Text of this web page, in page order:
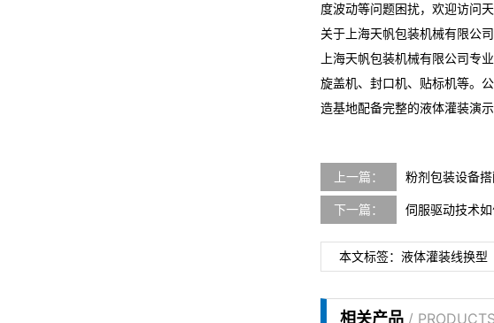
度波动等问题困扰，欢迎访问
关于上海天帆包装机械有限公司
上海天帆包装机械有限公司专
旋盖机、封口机、贴标机等。
造基地配备完整的液体灌装演
上一篇： 粉剂包装设备
下一篇： 伺服驱动技术
本文标签： 液体灌装线换型
相关产品 / PRODUCTS